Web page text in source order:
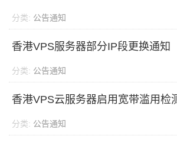
分类: 公告通知
香港VPS服务器部分IP段更换通知
分类: 公告通知
香港VPS云服务器启用宽带滥用检
分类: 公告通知